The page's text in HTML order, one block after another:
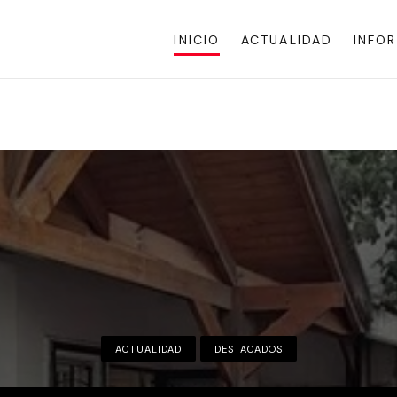
INICIO ACTUALIDAD
DESTACADOS INFORMACIÓN GENERAL
ACTUALIDAD DESTACADOS
DESTACADOS INFORMACIÓN GENERAL